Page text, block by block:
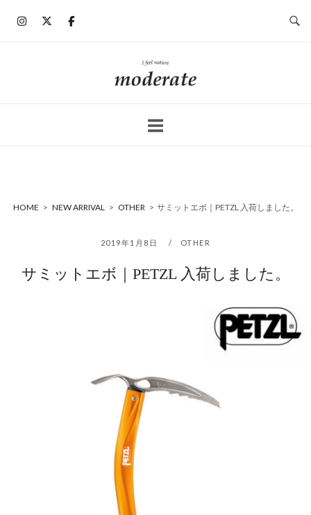
ホ
ー
HOME > NEW ARRIVAL > OTHER > サミットエボ｜PETZL 入荷しました。
2019年1月8日 OTHER
サミットエボ｜PETZL 入荷しました。